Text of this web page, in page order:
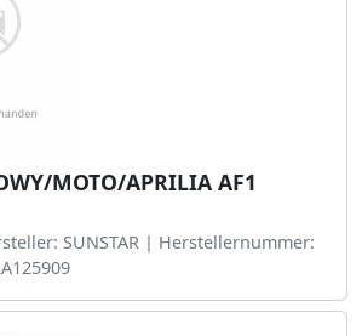
MOTO/APRILIA AF1
SUNSTAR | Herstellernummer: